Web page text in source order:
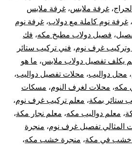
، غرفة ملابس، غرفة ملابس
، غرفة نوم كاملة مع دولاب، غرفة نوم
، فصيل دولاب مطبخ مكه، فك
غرف نوم، فني تركيب ستائر
يكلف تفصيل دولاب ملابس، ما هو
، محل دواليب، محلات تفصيل دواليب،
مكه، محلات لغرف النوم، مسكات
ستائر بمكة، معلم تركيب غرف نوم،
، معلم دواليب مكه، معلم نجار مكة،
المثالي تفصيل غرف نوم، منجرة
خشب في مكة، منجرة خشب مكه،